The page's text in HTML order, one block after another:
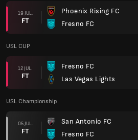
19 JUL.
FT
Phoenix Rising FC
Fresno FC
USL CUP
12 JUL.
FT
Fresno FC
Las Vegas Lights
USL Championship
05 JUL.
FT
San Antonio FC
Fresno FC